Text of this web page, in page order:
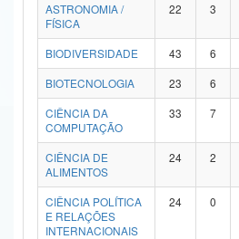
Secretaria de Governo
Advocacia-Geral da União
Banco Central do Brasil
ASTRONOMIA /
FÍSICA
22 3
BIODIVERSIDADE 43 6
BIOTECNOLOGIA
23 6
CIÊNCIA DA
COMPUTAÇÃO
33 7
CIÊNCIA DE
ALIMENTOS
24 2
CIÊNCIA POLÍTICA
E RELAÇÕES
INTERNACIONAIS
24 0